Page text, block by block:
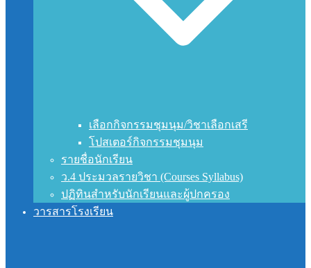
เลือกกิจกรรมชุมนุม/วิชาเลือกเสรี
โปสเตอร์กิจกรรมชุมนุม
รายชื่อนักเรียน
ว.4 ประมวลรายวิชา (Courses Syllabus)
ปฏิทินสำหรับนักเรียนและผู้ปกครอง
วารสารโรงเรียน